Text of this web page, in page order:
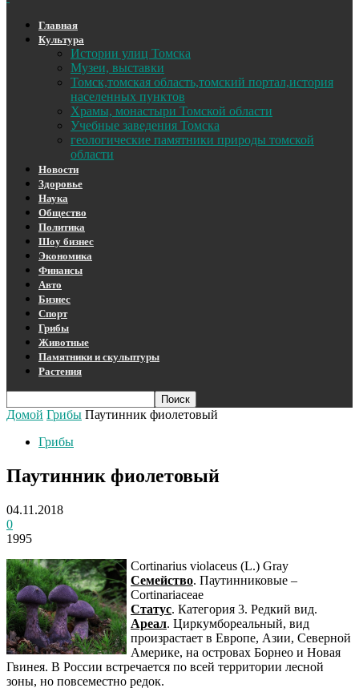
Главная
Культура
Истории улиц Томска
Музеи, выставки
Томск,томская область,томский портал,история
населенных пунктов
Храмы, монастыри Томской области
Учебные заведения Томска
геологические памятники природы томской
области
Новости
Здоровье
Наука
Общество
Политика
Шоу бизнес
Экономика
Финансы
Авто
Бизнес
Спорт
Грибы
Животные
Памятники и скульптуры
Растения
Домой Грибы Паутинник фиолетовый
Грибы
Паутинник фиолетовый
04.11.2018
0
1995
Cortinarius violaceus (L.) Gray
Семейство. Паутинниковые –
Cortinariaceae
Статус. Категория 3. Редкий вид.
Ареал. Циркумбореальный, вид
произрастает в Европе, Азии, Северной
Америке, на островах Борнео и Новая
Гвинея. В России встречается по всей территории лесной
зоны, но повсеместно редок.